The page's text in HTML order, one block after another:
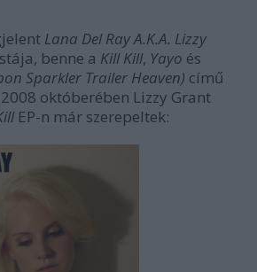
Lana Del Ray A.K.A. Lizzy
benne a Kill Kill, Yayo és
Sparkler Trailer Heaven) című
októberében Lizzy Grant
EP-n már szerepeltek: